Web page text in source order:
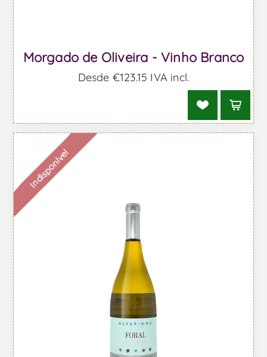
Morgado de Oliveira - Vinho Branco
Desde €123,15 IVA incl.
Indisponível